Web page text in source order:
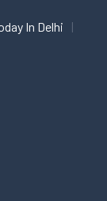
In Delhi